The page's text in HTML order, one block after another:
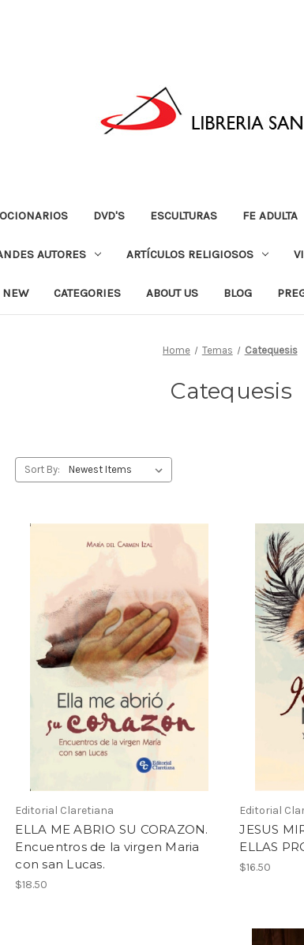
DVD'S ESCULTURAS FE ADULTA
AUTORES ARTÍCULOS RELIGIOSOS
NEW CATEGORIES ABOUT US BLOG
Home Temas Catequesis
Catequesis
Sort By:
Editorial Claretiana
ELLA ME ABRIO SU CORAZON.
Encuentros de la virgen Maria
con san Lucas.
$18.50
Editorial
JESUS
ELLAS
$16.50